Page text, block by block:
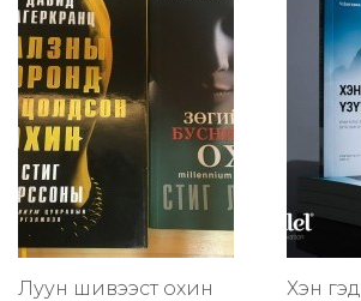
Луун шивээст охин Хэн